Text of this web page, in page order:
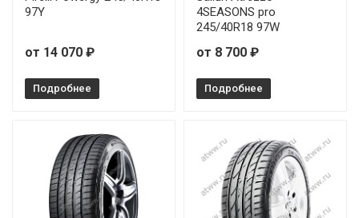
97Y
от 14 070 ₽
Подробнее
4SEASONS pro
245/40R18 97W
от 8 700 ₽
Подробнее